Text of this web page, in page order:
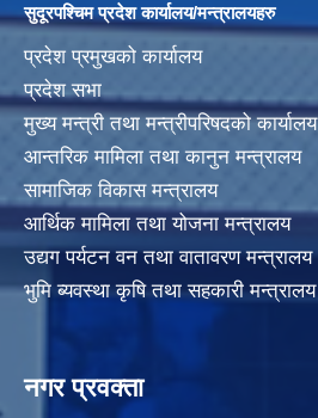
सुदूरपश्चिम प्रदेश कार्यालय/मन्त्रालयहरु
प्रदेश प्रमुखको कार्यालय
प्रदेश सभा
मुख्य मन्त्री तथा मन्त्रीपरिषदको कार्यालय
आन्तरिक मामिला तथा कानुन मन्त्रालय
सामाजिक विकास मन्त्रालय
आर्थिक मामिला तथा योजना मन्त्रालय
उद्यग पर्यटन वन तथा वातावरण मन्त्रालय
भुमि ब्यवस्था कृषि तथा सहकारी मन्त्रालय
नगर प्रवक्ता